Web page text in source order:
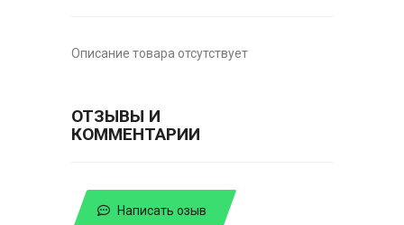
Описание товара отсутствует
ОТЗЫВЫ И
КОММЕНТАРИИ
Написать озыв